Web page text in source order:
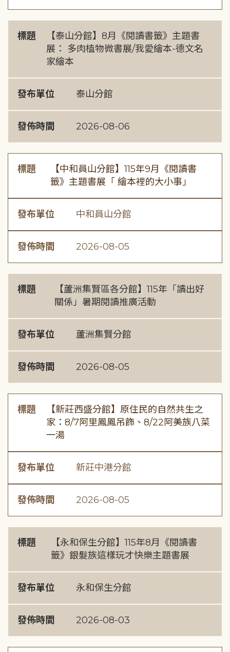
標題
【泰山分館】8月《閱讀書籤》主題書
展： 多肉植物微書展/我愛繪本-德文名
家繪本
發布單位 泰山分館
發佈時間 2026-08-06
標題
【中和員山分館】115年9月《閱讀書
籤》主題書展「 繪本裡的大小事」
發布單位 中和員山分館
發佈時間 2026-08-05
標題
【蘆洲集賢區各分館】115年「讀出好
關係」暑期閱讀推廣活動
發布單位 蘆洲集賢分館
發佈時間 2026-08-05
標題
【新莊西盛分館】原住民的自然共生之
家：8/7阿里鳳鳳吊飾、8/22阿美族八菜
一湯
發布單位 新莊中港分館
發佈時間 2026-08-05
標題
【永和保生分館】115年8月《閱讀書
籤》銀髮族這樣玩才快樂主題書展
發布單位 永和保生分館
發佈時間 2026-08-03